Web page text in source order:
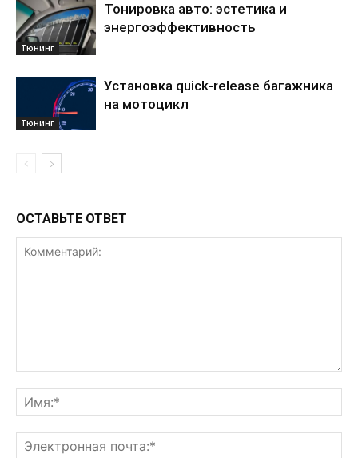
Тюнинг
Тонировка авто: эстетика и
энергоэффективность
Тюнинг
Установка quick-release багажника
на мотоцикл
ОСТАВЬТЕ ОТВЕТ